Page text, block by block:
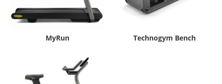
MyRun Technogym Bench